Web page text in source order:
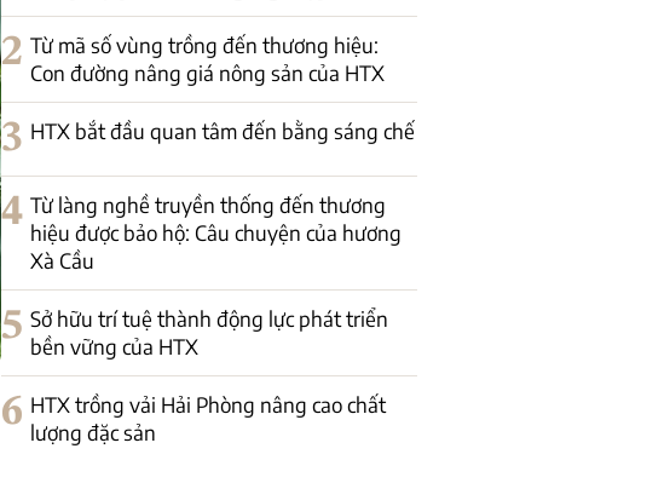
2 Từ mã số vùng trồng đến thương hiệu:
Con đường nâng giá nông sản của HTX
3 HTX bắt đầu quan tâm đến bằng sáng chế
4 Từ làng nghề truyền thống đến thương
hiệu được bảo hộ: Câu chuyện của hương
Xà Cầu
5 Sở hữu trí tuệ thành động lực phát triển
bền vững của HTX
6 HTX trồng vải Hải Phòng nâng cao chất
lượng đặc sản